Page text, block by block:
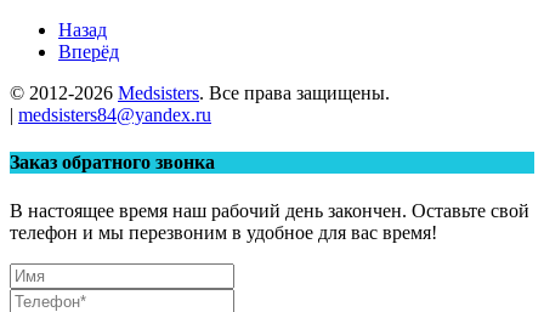
Назад
Вперёд
© 2012-2026 Medsisters. Все права защищены.
| medsisters84@yandex.ru
Заказ обратного звонка
В настоящее время наш рабочий день закончен. Оставьте свой
телефон и мы перезвоним в удобное для вас время!